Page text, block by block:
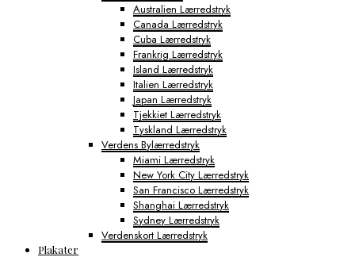
Australien Lærredstryk
Canada Lærredstryk
Cuba Lærredstryk
Frankrig Lærredstryk
Island Lærredstryk
Italien Lærredstryk
Japan Lærredstryk
Tjekkiet Lærredstryk
Tyskland Lærredstryk
Verdens Bylærredstryk
Miami Lærredstryk
New York City Lærredstryk
San Francisco Lærredstryk
Shanghai Lærredstryk
Sydney Lærredstryk
Verdenskort Lærredstryk
Plakater